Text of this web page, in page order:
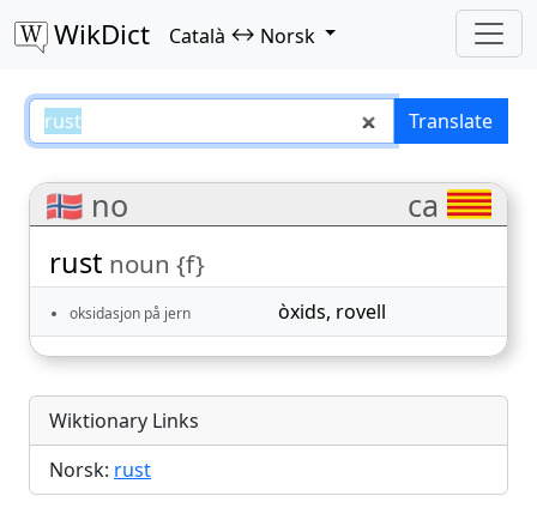
WikDict Català ↔ Norsk
rust – Català–Norsk translations
Translate
🇳🇴 no ca
rust noun {f}
oksidasjon på jern òxids, rovell
Wiktionary Links
Norsk: rust